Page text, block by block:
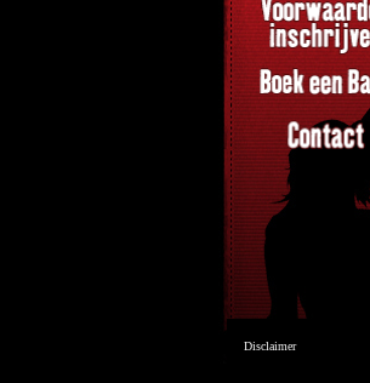
Disclaimer